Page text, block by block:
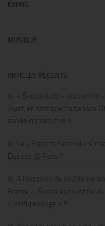
EXPOS
MUSIQUE
ARTICLES RÉCENTS
« Škoda Auto » soutient le
Zwift, en tant que Partenaire
année consécutive !!
Le « Esports Festival »
Élysées @ Paris !!
A l’occasion de sa 23ème
France », Škoda Auto confie
« Voiture rouge » !!